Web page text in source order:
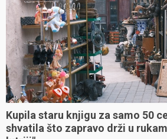
Kupila staru knjigu za samo 50
shvatila što zapravo drži u